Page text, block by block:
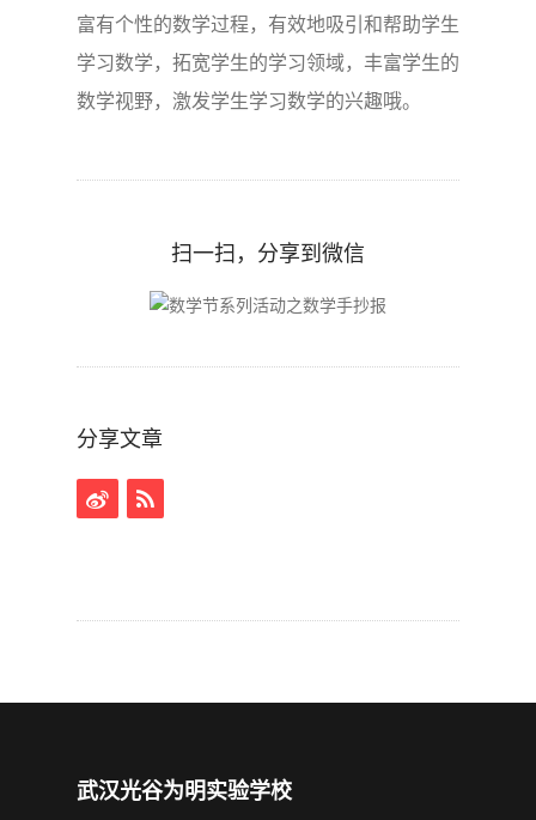
富有个性的数学过程，有效地吸引和帮助学生
学习数学，拓宽学生的学习领域，丰富学生的
数学视野，激发学生学习数学的兴趣哦。
扫一扫，分享到微信
分享文章
武汉光谷为明实验学校